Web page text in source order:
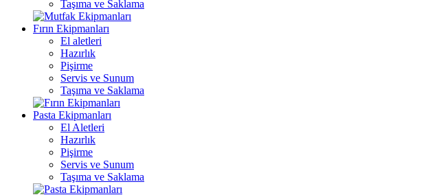
Taşıma ve Saklama
Fırın Ekipmanları
El aletleri
Hazırlık
Pişirme
Servis ve Sunum
Taşıma ve Saklama
Pasta Ekipmanları
El Aletleri
Hazırlık
Pişirme
Servis ve Sunum
Taşıma ve Saklama